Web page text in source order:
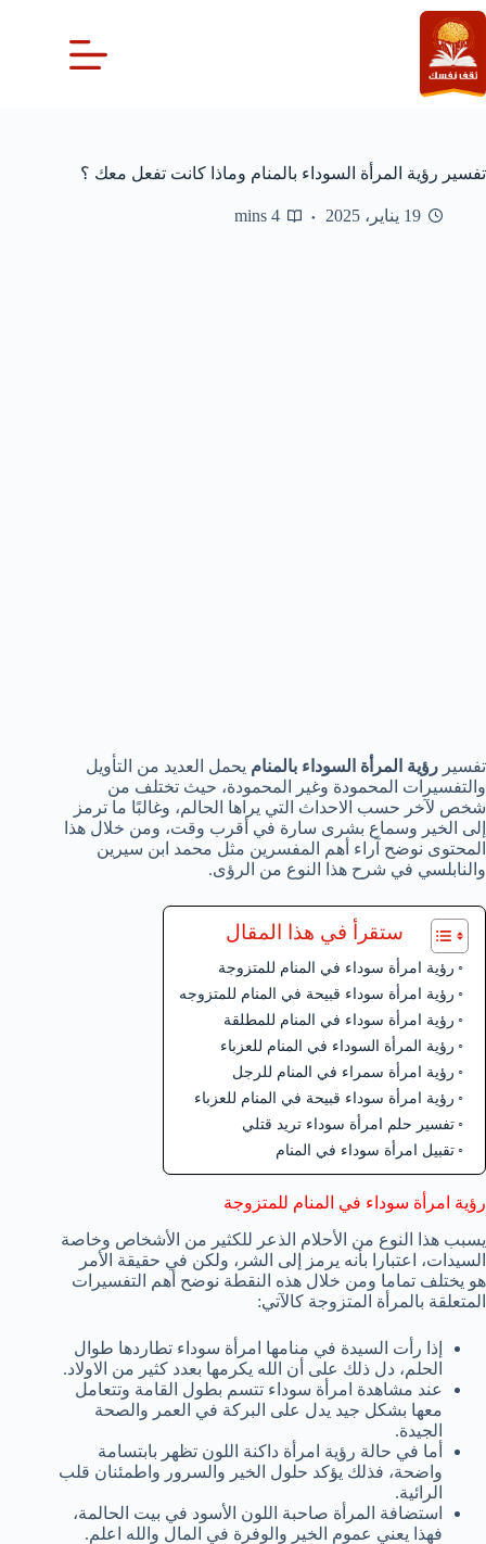
التجاوز
إلى
المحتوى
تفسير رؤية المرأة السوداء بالمنام وماذا كانت تفعل معك ؟
19 يناير، 2025 4 mins
تفسير رؤية المرأة السوداء بالمنام يحمل العديد من التأويل
والتفسيرات المحمودة وغير المحمودة، حيث تختلف من
شخص لآخر حسب الاحداث التي يراها الحالم، وغالبًا ما ترمز
إلى الخير وسماع بشرى سارة في أقرب وقت، ومن خلال هذا
المحتوى نوضح آراء أهم المفسرين مثل محمد ابن سيرين
والنابلسي في شرح هذا النوع من الرؤى.
ستقرأ في هذا المقال
رؤية امرأة سوداء في المنام للمتزوجة
رؤية امرأة سوداء قبيحة في المنام للمتزوجه
رؤية امرأة سوداء في المنام للمطلقة
رؤية المرأة السوداء في المنام للعزباء
رؤية امرأة سمراء في المنام للرجل
رؤية امرأة سوداء قبيحة في المنام للعزباء
تفسير حلم امرأة سوداء تريد قتلي
تقبيل امرأة سوداء في المنام
رؤية امرأة سوداء في المنام للمتزوجة
يسبب هذا النوع من الأحلام الذعر للكثير من الأشخاص وخاصة
السيدات، اعتبارا بأنه يرمز إلى الشر، ولكن في حقيقة الأمر
هو يختلف تماما ومن خلال هذه النقطة نوضح أهم التفسيرات
المتعلقة بالمرأة المتزوجة كالآتي:
إذا رأت السيدة في منامها امرأة سوداء تطاردها طوال
الحلم، دل ذلك على أن الله يكرمها بعدد كثير من الاولاد.
عند مشاهدة امرأة سوداء تتسم بطول القامة وتتعامل
معها بشكل جيد يدل على البركة في العمر والصحة
الجيدة.
أما في حالة رؤية امرأة داكنة اللون تظهر بابتسامة
واضحة، فذلك يؤكد حلول الخير والسرور واطمئنان قلب
الرائية.
استضافة المرأة صاحبة اللون الأسود في بيت الحالمة،
فهذا يعني عموم الخير والوفرة في المال والله اعلم.